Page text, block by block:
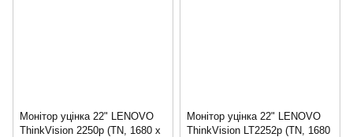
Монітор уцінка 22" LENOVO
ThinkVision 2250p (TN, 1680 x
Монітор уцінка 22" LENOVO
ThinkVision LT2252p (TN, 1680